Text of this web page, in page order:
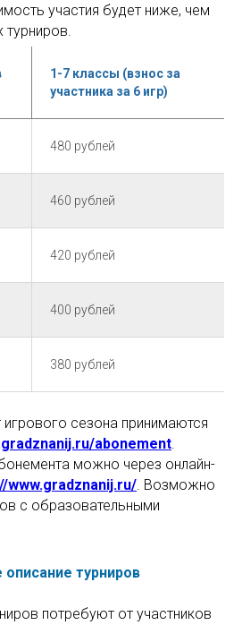
участия будет ниже, чем
турниров.
1-7 классы (взнос за
участника за 6 игр)
480 рублей
460 рублей
420 рублей
400 рублей
380 рублей
сезона принимаются
abonement.
можно через онлайн-
www.gradznanij.ru/. Возможно
с образовательными
описание турниров
потребуют от участников